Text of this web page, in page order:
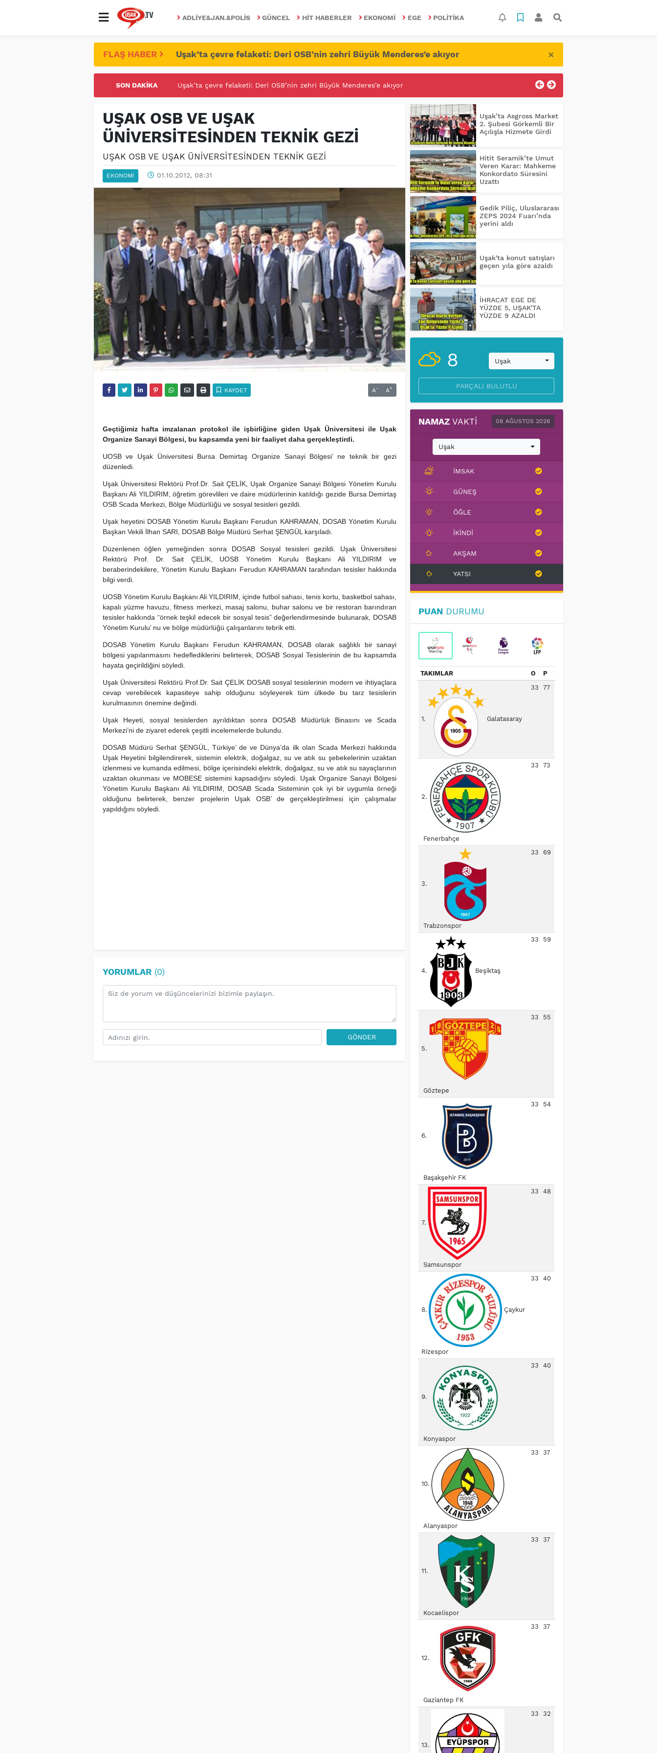
ADLIYE&JAN.&POLIS GÜNCEL HIT HABERLER EKONOMI EGE POLITIKA
FLAŞ HABER Uşak’ta çevre felaketi: Deri OSB’nin zehri Büyük Menderes’e akıyor ×
SON DAKIKA UŞAK ÜNİVERİTESİNDE FETÖ/PDY İLE YALANDAN MÜCADELE!
UŞAK OSB VE UŞAK
ÜNİVERSİTESİNDEN TEKNİK GEZİ
UŞAK OSB VE UŞAK ÜNİVERSİTESİNDEN TEKNİK GEZİ
EKONOMI 01.10.2012, 08:31
KAYDET A- A+
Geçtiğimiz hafta imzalanan protokol ile işbirliğine giden Uşak Üniversitesi ile Uşak
Organize Sanayi Bölgesi, bu kapsamda yeni bir faaliyet daha gerçekleştirdi.
UOSB ve Uşak Üniversitesi Bursa Demirtaş Organize Sanayi Bölgesi’ ne teknik bir gezi
düzenledi.
Uşak Üniversitesi Rektörü Prof.Dr. Sait ÇELİK, Uşak Organize Sanayi Bölgesi Yönetim Kurulu
Başkanı Ali YILDIRIM, öğretim görevlileri ve daire müdürlerinin katıldığı gezide Bursa Demirtaş
OSB Scada Merkezi, Bölge Müdürlüğü ve sosyal tesisleri gezildi.
Uşak heyetini DOSAB Yönetim Kurulu Başkanı Ferudun KAHRAMAN, DOSAB Yönetim Kurulu
Başkan Vekili İlhan SARI, DOSAB Bölge Müdürü Serhat ŞENGÜL karşıladı.
Düzenlenen öğlen yemeğinden sonra DOSAB Sosyal tesisleri gezildi. Uşak Üniversitesi
Rektörü Prof. Dr. Sait ÇELİK, UOSB Yönetim Kurulu Başkanı Ali YILDIRIM ve
beraberindekilere, Yönetim Kurulu Başkanı Ferudun KAHRAMAN tarafından tesisler hakkında
bilgi verdi.
UOSB Yönetim Kurulu Başkanı Ali YILDIRIM, içinde futbol sahası, tenis kortu, basketbol sahası,
kapalı yüzme havuzu, fitness merkezi, masaj salonu, buhar salonu ve bir restoran barındıran
tesisler hakkında “örnek teşkil edecek bir sosyal tesis” değerlendirmesinde bulunarak, DOSAB
Yönetim Kurulu’ nu ve bölge müdürlüğü çalışanlarını tebrik etti.
DOSAB Yönetim Kurulu Başkanı Ferudun KAHRAMAN, DOSAB olarak sağlıklı bir sanayi
bölgesi yapılanmasını hedeflediklerini belirterek, DOSAB Sosyal Tesislerinin de bu kapsamda
hayata geçirildiğini söyledi.
Uşak Üniversitesi Rektörü Prof.Dr. Sait ÇELİK DOSAB sosyal tesislerinin modern ve ihtiyaçlara
cevap verebilecek kapasiteye sahip olduğunu söyleyerek tüm ülkede bu tarz tesislerin
kurulmasının önemine değindi.
Uşak Heyeti, sosyal tesislerden ayrıldıktan sonra DOSAB Müdürlük Binasını ve Scada
Merkezi’ni de ziyaret ederek çeşitli incelemelerde bulundu.
DOSAB Müdürü Serhat ŞENGÜL, Türkiye’ de ve Dünya’da ilk olan Scada Merkezi hakkında
Uşak Heyetini bilgilendirerek, sistemin elektrik, doğalgaz, su ve atık su şebekelerinin uzaktan
izlenmesi ve kumanda edilmesi, bölge içerisindeki elektrik, doğalgaz, su ve atık su sayaçlarının
uzaktan okunması ve MOBESE sistemini kapsadığını söyledi. Uşak Organize Sanayi Bölgesi
Yönetim Kurulu Başkanı Ali YILDIRIM, DOSAB Scada Sisteminin çok iyi bir uygumla örneği
olduğunu belirterek, benzer projelerin Uşak OSB’ de gerçekleştirilmesi için çalışmalar
yapıldığını söyledi.
YORUMLAR(0)
GÖNDER
Uşak’ta Asgross Market
2. Şubesi Görkemli Bir
Açılışla Hizmete Girdi
Hitit Seramik’te Umut
Veren Karar: Mahkeme
Konkordato Süresini
Uzattı
Gedik Piliç, Uluslararası
ZEPS 2024 Fuarı’nda
yerini aldı
Uşak'ta konut satışları
geçen yıla göre azaldı
İHRACAT EGE DE
YÜZDE 5, UŞAK'TA
YÜZDE 9 AZALDI
8 Uşak
PARÇALI BULUTLU
NAMAZ VAKTI 08 AĞUSTOS 2026
Uşak
İMSAK
GÜNEŞ
ÖĞLE
İKINDI
AKŞAM
YATSI
PUAN DURUMU
TAKIMLAR O P
1. Galatasaray
33 77
2.
Fenerbahçe
33 73
3.
Trabzonspor
33 69
4. Beşiktaş
33 59
5.
Göztepe
33 55
6.
Başakşehir FK
33 54
7.
Samsunspor
33 48
8. Çaykur
Rizespor
33 40
9.
Konyaspor
33 40
10.
Alanyaspor
33 37
11.
Kocaelispor
33 37
12.
Gaziantep FK
33 37
13.
33 32